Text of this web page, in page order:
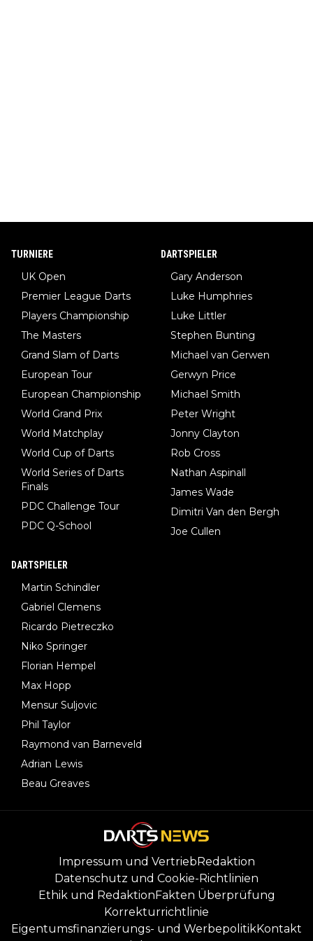
TURNIERE
UK Open
Premier League Darts
Players Championship
The Masters
Grand Slam of Darts
European Tour
European Championship
World Grand Prix
World Matchplay
World Cup of Darts
World Series of Darts
Finals
PDC Challenge Tour
PDC Q-School
DARTSPIELER
Gary Anderson
Luke Humphries
Luke Littler
Stephen Bunting
Michael van Gerwen
Gerwyn Price
Michael Smith
Peter Wright
Jonny Clayton
Rob Cross
Nathan Aspinall
James Wade
Dimitri Van den Bergh
Joe Cullen
DARTSPIELER
Martin Schindler
Gabriel Clemens
Ricardo Pietreczko
Niko Springer
Florian Hempel
Max Hopp
Mensur Suljovic
Phil Taylor
Raymond van Barneveld
Adrian Lewis
Beau Greaves
Impressum und Vertrieb Redaktion
Datenschutz und Cookie-Richtlinien
Ethik und Redaktion Fakten Überprüfung
Korrekturrichtlinie
Eigentumsfinanzierungs- und WerbepolitikKontakt